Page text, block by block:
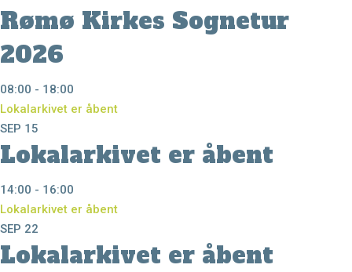
Rømø Kirkes Sognetur
2026
08:00 - 18:00
Lokalarkivet er åbent
SEP 15
Lokalarkivet er åbent
14:00 - 16:00
Lokalarkivet er åbent
SEP 22
Lokalarkivet er åbent